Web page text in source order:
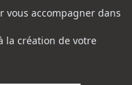
vous accompagner dans
la création de votre